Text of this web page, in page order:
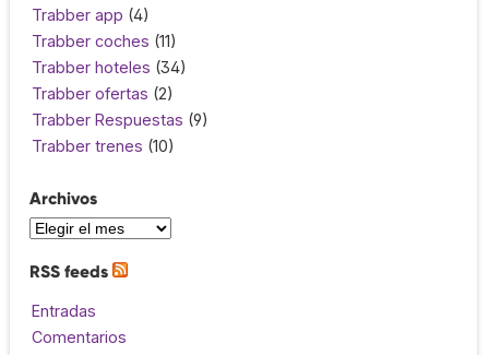
Trabber app (4)
Trabber coches (11)
Trabber hoteles (34)
Trabber ofertas (2)
Trabber Respuestas (9)
Trabber trenes (10)
Archivos
RSS feeds
Entradas
Comentarios